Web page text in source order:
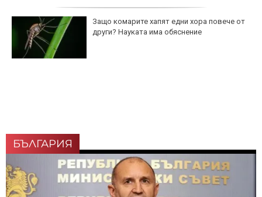
Защо комарите хапят едни хора повече от
други? Науката има обяснение
БЪЛГАРИЯ